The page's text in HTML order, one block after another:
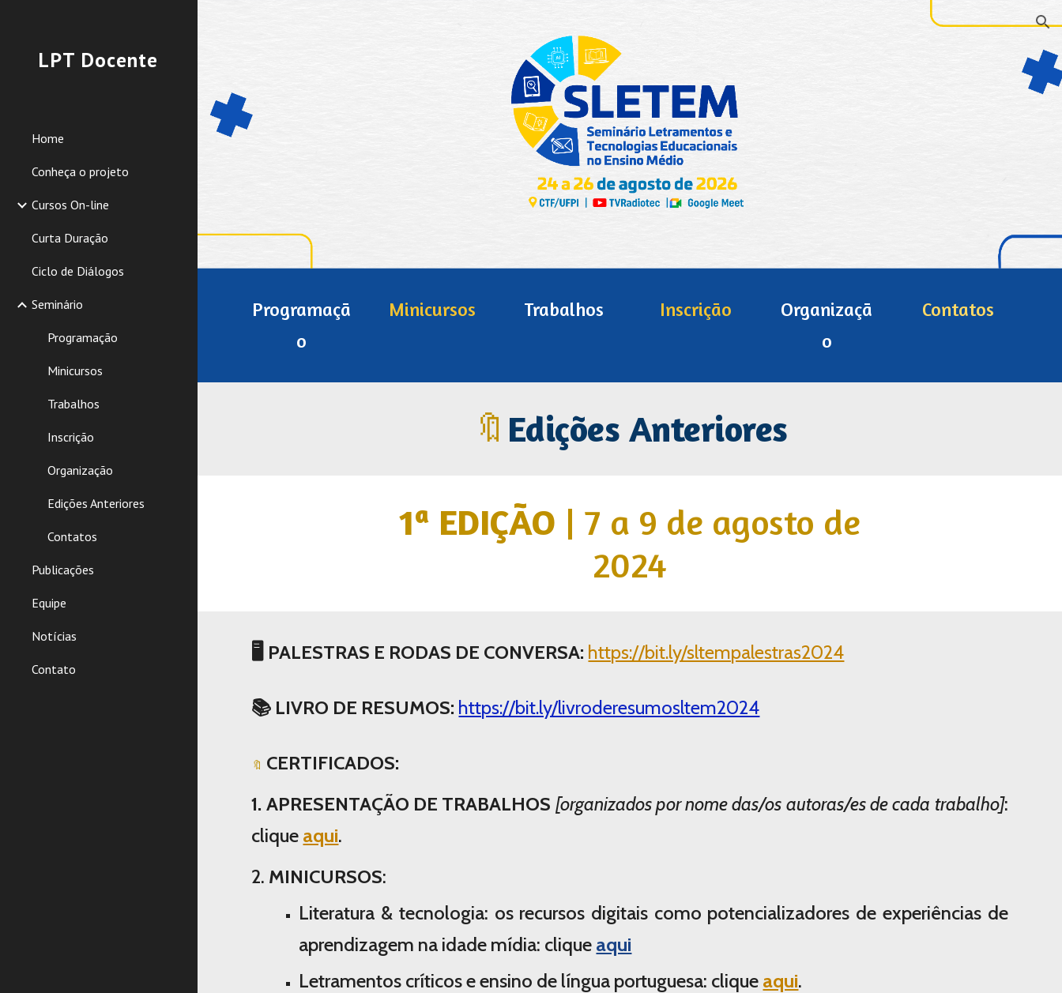
LPT Docente
Home
Conheça o projeto
Cursos On-line
Curta Duração
Ciclo de Diálogos
Seminário
Programação
Minicursos
Trabalhos
Inscrição
Organização
Edições Anteriores
Contatos
Publicações
Equipe
Notícias
Contato
Programaçã
o
Minicursos Trabalhos Inscrição
Organizaçã
o
Contatos
🔖 Edições Anteriores
1ª EDIÇÃO | 7 a 9 de agosto de
2024
🖥 PALESTRAS E RODAS DE CONVERSA: https://bit.ly/sltempalestras2024
📚 LIVRO DE RESUMOS: https://bit.ly/livroderesumosltem2024
🔖 CERTIFICADOS:
1. APRESENTAÇÃO DE TRABALHOS [organizados por nome das/os autoras/es de cada trabalho]:
clique aqui.
2. MINICURSOS:
Literatura & tecnologia: os recursos digitais como potencializadores de experiências de
aprendizagem na idade mídia: clique aqui
Letramentos críticos e ensino de língua portuguesa: clique aqui.